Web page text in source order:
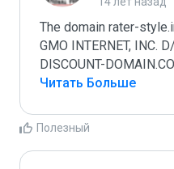
The domain rater-
GMO INTERNET, INC.
DISCOUNT-
Читать Больше
Полезный